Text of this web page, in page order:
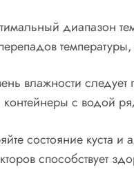
диапазон
влажности
с водой
состояние куста
способствует